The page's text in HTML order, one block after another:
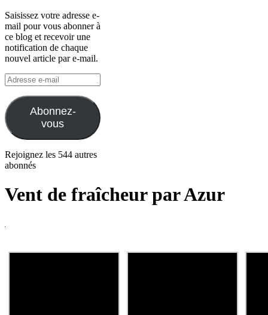
Saisissez votre adresse e-
mail pour vous abonner à
ce blog et recevoir une
notification de chaque
nouvel article par e-mail.
Adresse
e-
mail
Abonnez-
vous
Rejoignez les 544 autres
abonnés
Vent de fraîcheur par Azur